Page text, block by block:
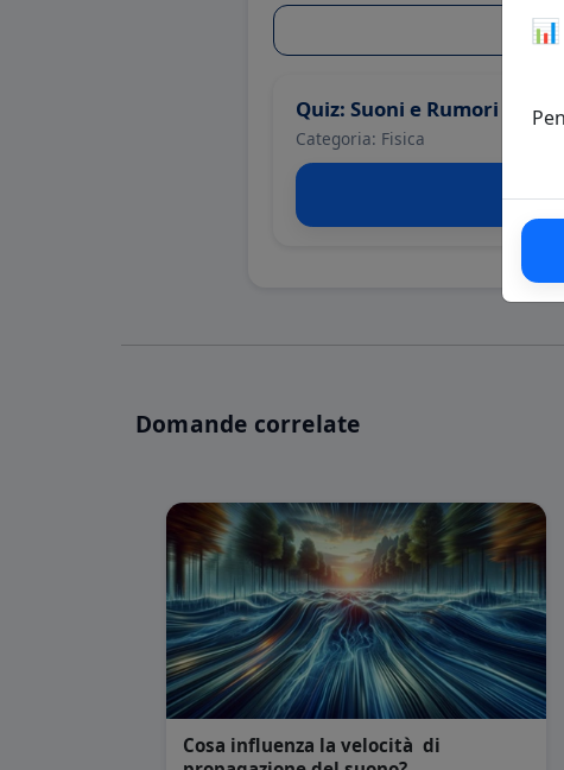
📊
Quiz: Suoni e Rumori
Categoria: Fisica
Domande correlate
Cosa influenza la velocità di